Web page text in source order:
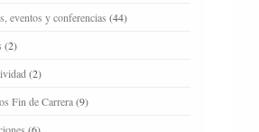
eventos y conferencias (44)
(2)
(2)
Fin de Carrera(9)